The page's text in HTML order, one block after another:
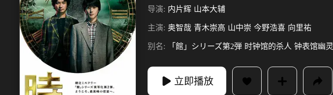
导演: 内片辉 山本大辅
主演: 奥智哉 青木崇高 山中崇 今野浩喜 向里祐
别名: 「館」シリーズ第2弾 时钟馆的杀人 钟表馆幽灵
立即播放